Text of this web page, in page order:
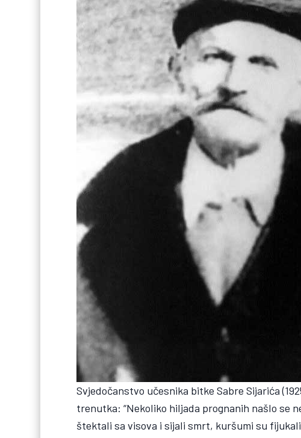
Svjedočanstvo učesnika bitke Sabre Sijarića
trenutka: “Nekoliko hiljada prognanih našlo se
štektali sa visova i sijali smrt, kuršumi su